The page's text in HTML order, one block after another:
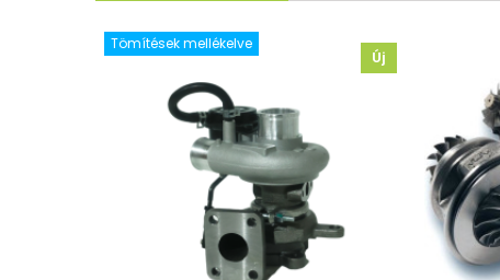
Tömítések mellékelve
Új